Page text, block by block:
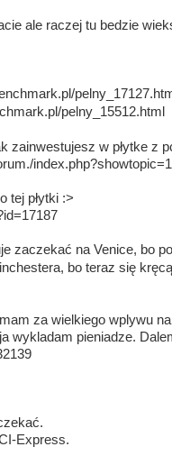
ale raczej tu bedzie
pelny_15512.html
zainwestujesz w płytke z
tej płytki :>
zaczekać na Venice, bo
bo teraz się
za wielkiego wplywu
wykladam pieniadze.
Express.